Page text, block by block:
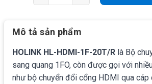
Mô tả sản phẩm
HOLINK HL-HDMI-1F-20T/R là Bộ
sang quang 1FO, còn được gọi với
như bộ chuyển đổi cổng HDMI qua cáp